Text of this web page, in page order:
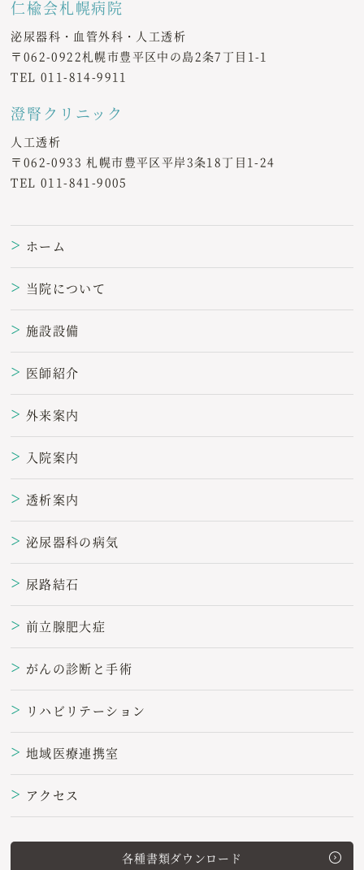
仁楡会札幌病院
泌尿器科・血管外科・人工透析
〒062-0922札幌市豊平区中の島2条7丁目1-1
TEL011-814-9911
澄腎クリニック
人工透析
〒062-0933 札幌市豊平区平岸3条18丁目1-24
TEL011-841-9005
＞ ホーム
＞ 当院について
＞ 施設設備
＞ 医師紹介
＞ 外来案内
＞ 入院案内
＞ 透析案内
＞ 泌尿器科の病気
＞ 尿路結石
＞ 前立腺肥大症
＞ がんの診断と手術
＞ リハビリテーション
＞ 地域医療連携室
＞ アクセス
各種書類ダウンロード